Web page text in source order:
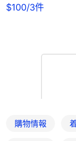
$100/3件
購物情報